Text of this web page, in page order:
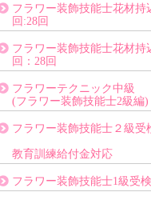
フラワー装飾技能士花材
回:28回
フラワー装飾技能士花材
回：28回
フラワーテクニック中級
(フラワー装飾技能士2級編)
フラワー装飾技能士２級受
教育訓練給付金対応
フラワー装飾技能士1級受